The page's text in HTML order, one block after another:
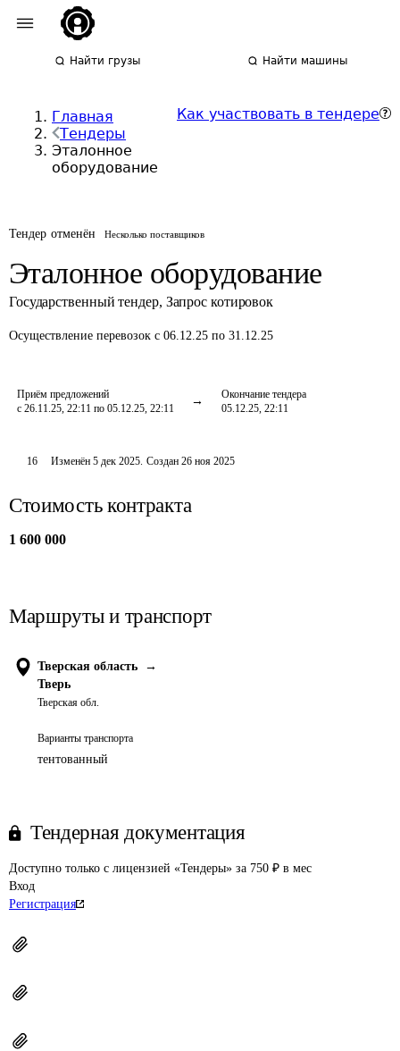
Найти грузы Найти машины
Главная
Тендеры
Эталонное
оборудование
Как участвовать в тендере
Тендер отменён Несколько поставщиков
Эталонное оборудование
Государственный тендер, Запрос котировок
Осуществление перевозок с 06.12.25 по 31.12.25
Приём предложений
с 26.11.25, 22:11 по 05.12.25, 22:11
Окончание тендера
05.12.25, 22:11
16 Изменён5 дек 2025. Создан 26 ноя 2025
Стоимость контракта
1 600 000
Маршруты и транспорт
Тверская область
→
Тверь
Тверская обл.
Варианты транспорта
тентованный
Тендерная документация
Доступно только с лицензией «Тендеры» за 750 ₽ в мес
Вход
Регистрация